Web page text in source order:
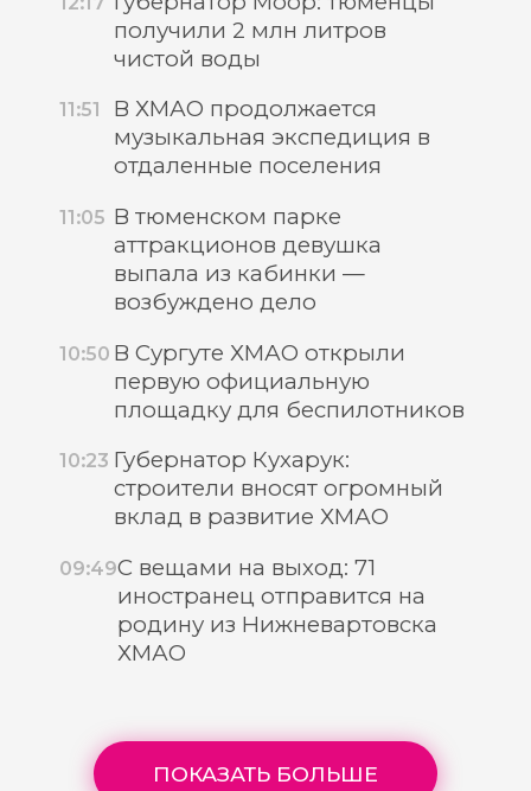
получили 2 млн литров
чистой воды
11:51
В ХМАО продолжается
музыкальная экспедиция в
отдаленные поселения
11:05 В тюменском парке
аттракционов девушка
выпала из кабинки —
возбуждено дело
10:50 В Сургуте ХМАО открыли
первую официальную
площадку для беспилотников
10:23 Губернатор Кухарук:
строители вносят огромный
вклад в развитие ХМАО
09:49С вещами на выход: 71
иностранец отправится на
родину из Нижневартовска
ХМАО
ПОКАЗАТЬ БОЛЬШЕ